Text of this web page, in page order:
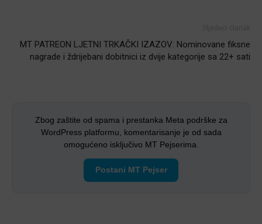
MT PATREON LJETNI TRKAČKI IZAZOV: Nominovane fiksne
nagrade i ždrijebani dobitnici iz dvije kategorije sa 22+ sati
Zbog zaštite od spama i prestanka Meta podrške za
WordPress platformu, komentarisanje je od sada
omogućeno isključivo MT Pejserima.
Postani MT Pejser